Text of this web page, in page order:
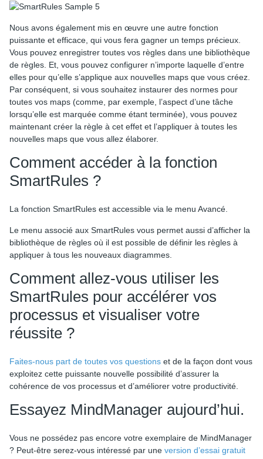
Nous avons également mis en œuvre une autre fonction
puissante et efficace, qui vous fera gagner un temps précieux.
Vous pouvez enregistrer toutes vos règles dans une bibliothèque
de règles. Et, vous pouvez configurer n’importe laquelle d’entre
elles pour qu’elle s’applique aux nouvelles maps que vous créez.
Par conséquent, si vous souhaitez instaurer des normes pour
toutes vos maps (comme, par exemple, l’aspect d’une tâche
lorsqu’elle est marquée comme étant terminée), vous pouvez
maintenant créer la règle à cet effet et l’appliquer à toutes les
nouvelles maps que vous allez élaborer.
Comment accéder à la fonction
SmartRules ?
La fonction SmartRules est accessible via le menu Avancé.
Le menu associé aux SmartRules vous permet aussi d’afficher la
bibliothèque de règles où il est possible de définir les règles à
appliquer à tous les nouveaux diagrammes.
Comment allez-vous utiliser les
SmartRules pour accélérer vos
processus et visualiser votre
réussite ?
Faites-nous part de toutes vos questions et de la façon dont vous
exploitez cette puissante nouvelle possibilité d’assurer la
cohérence de vos processus et d’améliorer votre productivité.
Essayez MindManager aujourd’hui.
Vous ne possédez pas encore votre exemplaire de MindManager
? Peut-être serez-vous intéressé par une version d’essai gratuit